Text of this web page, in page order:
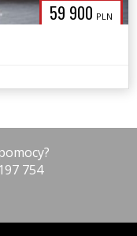
59 900 PLN
754